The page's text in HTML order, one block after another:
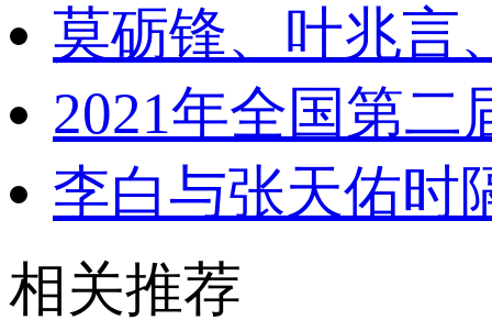
莫砺锋、叶兆言
2021年全国第
李白与张天佑时
相关推荐